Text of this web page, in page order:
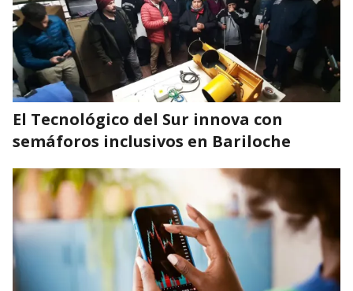
El Tecnológico del Sur innova con
semáforos inclusivos en Bariloche